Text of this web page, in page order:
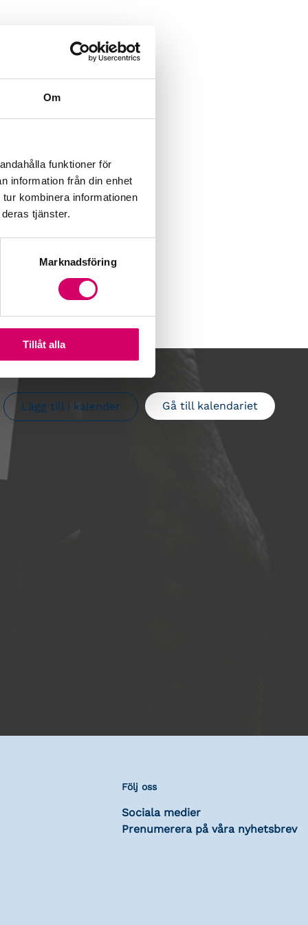
Om
funktioner för
information från din enhet
kombinera informationen
tjänster.
Marknadsföring
Tillåt alla
Gå till kalendariet
Lägg till i kalender
Följ oss
Sociala medier
Prenumerera på våra nyhetsbrev